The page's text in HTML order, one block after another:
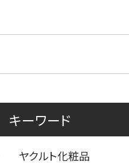
キーワード
ヤクルト化粧品